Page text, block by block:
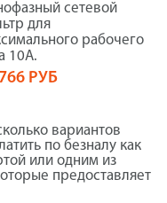
сетевой
для
рабочего
10А.
РУБ
вариантов
по безналу как
или одним из
предоставляет